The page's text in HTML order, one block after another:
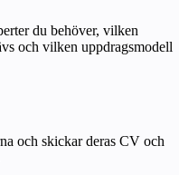
du behöver, vilken
och vilken uppdragsmodell
och skickar deras CV och